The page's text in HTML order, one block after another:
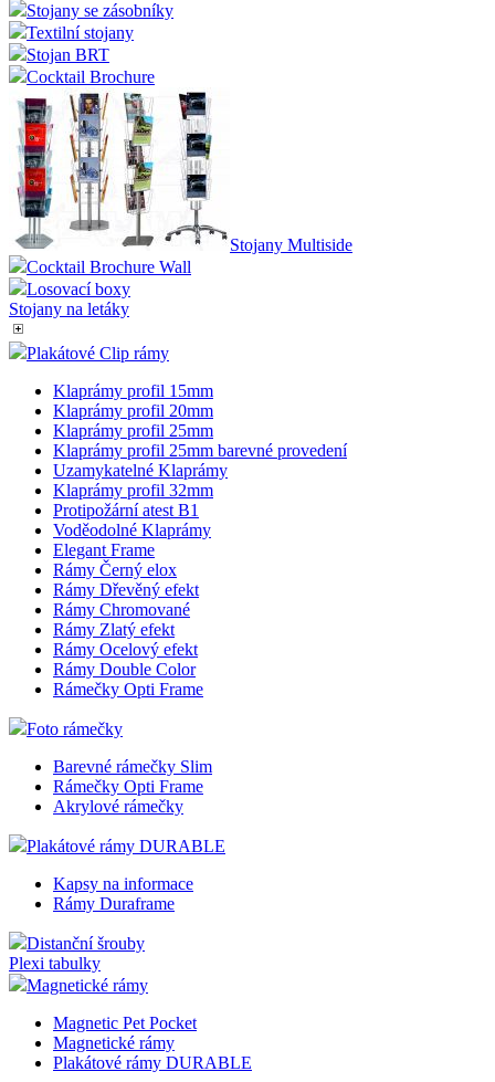
Stojany se zásobníky
Textilní stojany
Stojan BRT
Cocktail Brochure
Stojany Multiside
Cocktail Brochure Wall
Losovací boxy
Stojany na letáky
Plakátové Clip rámy
Klaprámy profil 15mm
Klaprámy profil 20mm
Klaprámy profil 25mm
Klaprámy profil 25mm barevné provedení
Uzamykatelné Klaprámy
Klaprámy profil 32mm
Protipožární atest B1
Voděodolné Klaprámy
Elegant Frame
Rámy Černý elox
Rámy Dřevěný efekt
Rámy Chromované
Rámy Zlatý efekt
Rámy Ocelový efekt
Rámy Double Color
Rámečky Opti Frame
Foto rámečky
Barevné rámečky Slim
Rámečky Opti Frame
Akrylové rámečky
Plakátové rámy DURABLE
Kapsy na informace
Rámy Duraframe
Distanční šrouby
Plexi tabulky
Magnetické rámy
Magnetic Pet Pocket
Magnetické rámy
Plakátové rámy DURABLE